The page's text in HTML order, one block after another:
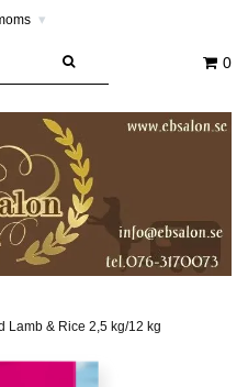
▾
0
Lamb & Rice 2,5 kg/12 kg